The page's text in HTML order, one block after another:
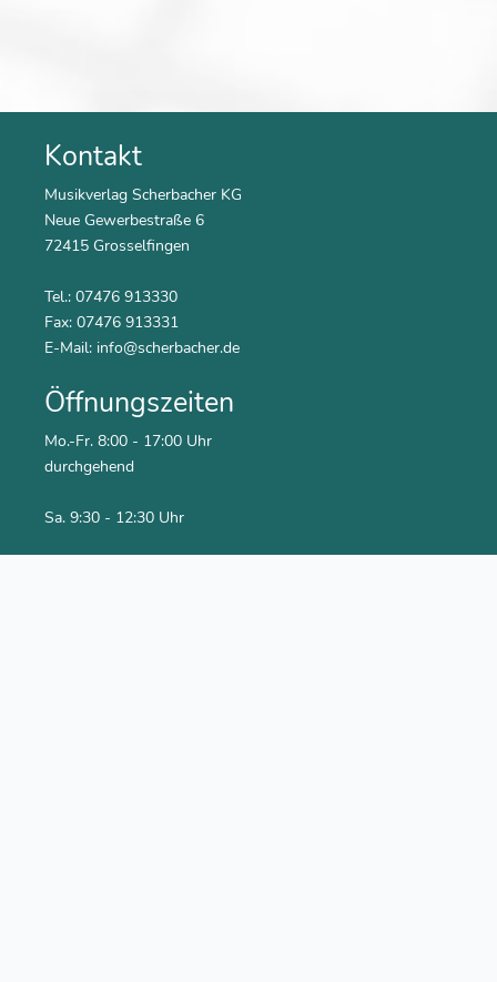
Kontakt
Musikverlag Scherbacher KG
Neue Gewerbestraße 6
72415 Grosselfingen
Tel.: 07476 913330
Fax: 07476 913331
E-Mail: info@scherbacher.de
Öffnungszeiten
Mo.-Fr. 8:00 - 17:00 Uhr
durchgehend
Sa. 9:30 - 12:30 Uhr